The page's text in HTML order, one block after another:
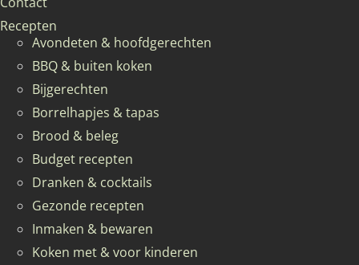
Recepten
Avondeten & hoofdgerechten
BBQ & buiten koken
Bijgerechten
Borrelhapjes & tapas
Brood & beleg
Budget recepten
Dranken & cocktails
Gezonde recepten
Inmaken & bewaren
Koken met & voor kinderen